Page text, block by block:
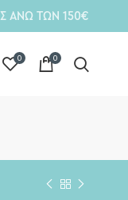
ΑΝΩ ΤΩΝ 150€
0 0